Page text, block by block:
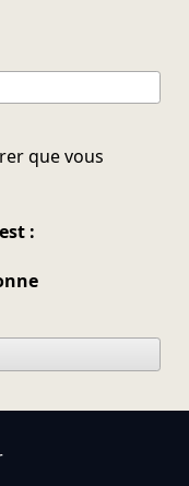
que vous
: